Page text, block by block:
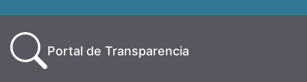
Portal de Transparencia